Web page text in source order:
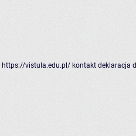
https://vistula.edu.pl/ kontakt deklaracja